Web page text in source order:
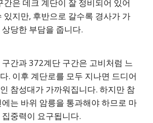
간은 데크 계단이 잘 정비되어 있어
있지만, 후반으로 갈수록 경사가 가
당한 부담을 줍니다.
간과 372계단 구간은 고비처럼 느
. 이후 계단로를 모두 지나면 드디어
참성대가 가까워집니다. 하지만 참
는 바위 암릉을 통과해야 하므로 마
중력이 요구됩니다.